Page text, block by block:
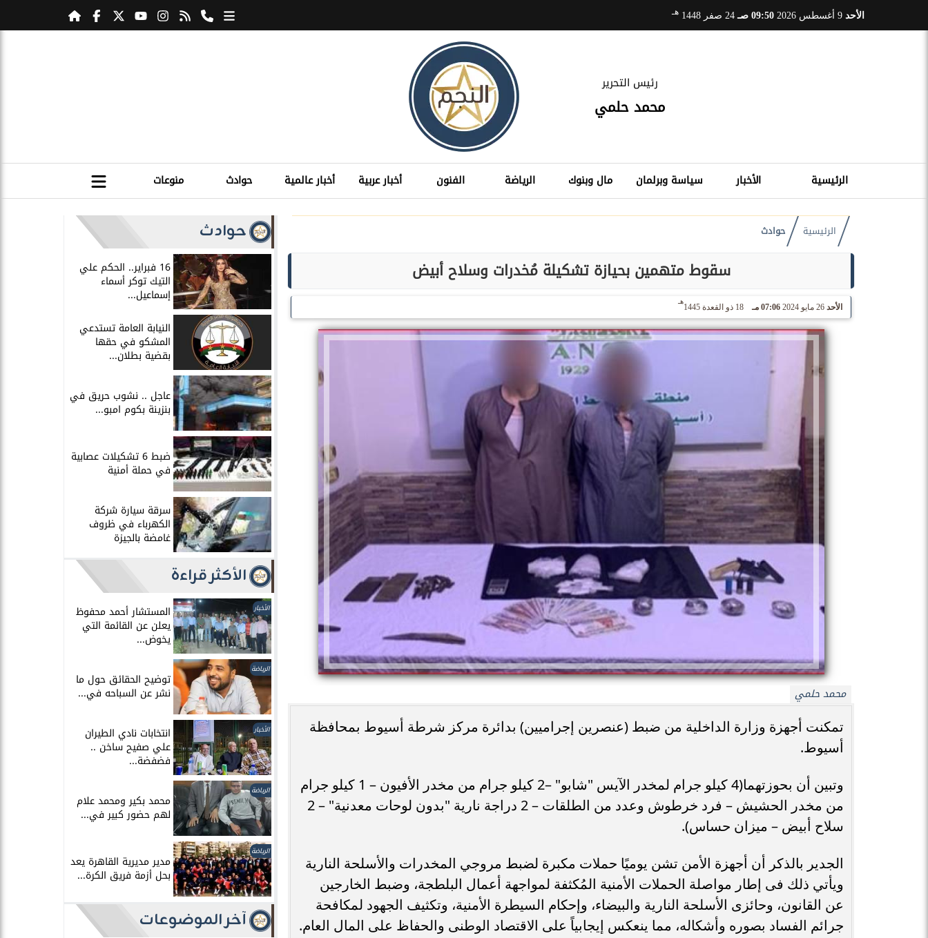
الأحد 09:50 صـ 24 صفر 1448 هـ
رئيس التحرير
محمد حلمي
الرئيسية الأخبار سياسة وبرلمان مال وبنوك الرياضة الفنون أخبار عربية أخبار عالمية حوادث منوعات
الرئيسية حوادث
سقوط متهمين بحيازة تشكيلة مُخدرات وسلاح أبيض
الأحد 26 مايو 2024 07:06 مـ 18 ذو القعدة 1445
هـ
محمد حلمي
تمكنت أجهزة وزارة الداخلية من ضبط (عنصرين إجراميين) بدائرة مركز شرطة أسيوط بمحافظة
أسيوط.
وتبين أن بحوزتهما(4 كيلو جرام لمخدر الآيس "شابو" –2 كيلو جرام من مخدر الأفيون – 1 كيلو جرام
من مخدر الحشيش – فرد خرطوش وعدد من الطلقات – 2 دراجة نارية "بدون لوحات معدنية" – 2
سلاح أبيض – ميزان حساس).
الجدير بالذكر أن أجهزة الأمن تشن يوميًا حملات مكبرة لضبط مروجي المخدرات والأسلحة النارية
ويأتي ذلك فى إطار مواصلة الحملات الأمنية المُكثفة لمواجهة أعمال البلطجة، وضبط الخارجين
عن القانون، وحائزى الأسلحة النارية والبيضاء، وإحكام السيطرة الأمنية، وتكثيف الجهود لمكافحة
جرائم الفساد بصوره وأشكاله، مما ينعكس إيجابياً على الاقتصاد الوطنى والحفاظ على المال العام.
حوادث
16 فبراير.. الحكم علي
التيك توكر أسماء
إسماعيل...
النيابة العامة تستدعي
المشكو في حقها
بقضية بطلان...
عاجل .. نشوب حريق في
بنزينة بكوم امبو...
ضبط 6 تشكيلات عصابية
في حملة أمنية
سرقة سيارة شركة
الكهرباء في ظروف
غامضة بالجيزة
الأكثر قراءة
الأخبار المستشار أحمد محفوظ
يعلن عن القائمة التي
يخوض...
الرياضة
توضيح الحقائق حول ما
نشر عن السباحه في...
الأخبار انتخابات نادي الطيران
علي صفيح ساخن ..
فضفضة...
الرياضة
محمد بكير ومحمد علام
لهم حضور كبير في...
الرياضة
مدير مديرية القاهرة يعد
بحل أزمة فريق الكرة...
آخر الموضوعات